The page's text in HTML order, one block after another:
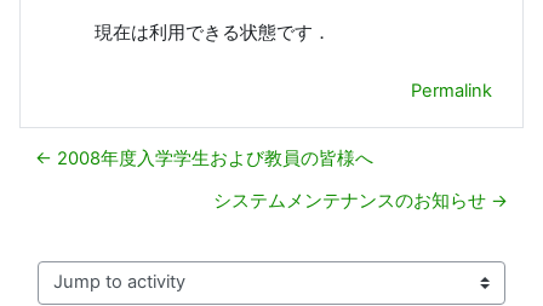
現在は利用できる状態です．
Permalink
← 2008年度入学学生および教員の皆様へ
システムメンテナンスのお知らせ →
Jump to activity